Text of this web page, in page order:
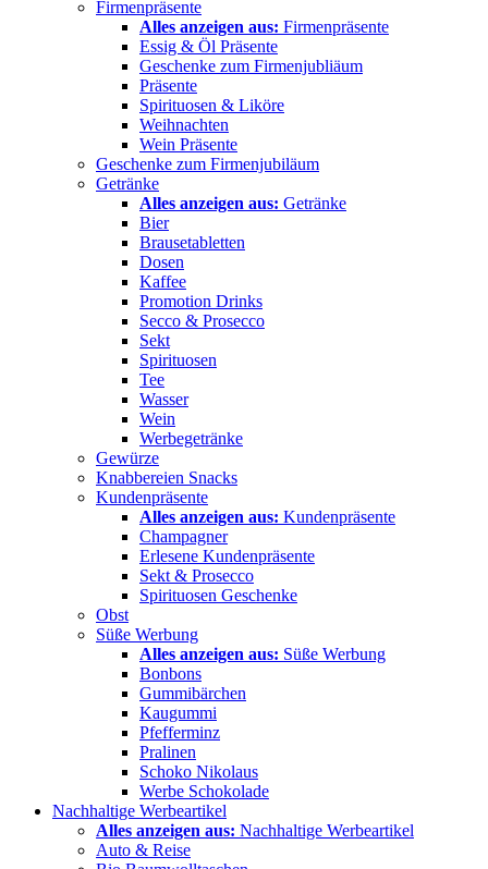
Firmenpräsente
Alles anzeigen aus: Firmenpräsente
Essig & Öl Präsente
Geschenke zum Firmenjubliäum
Präsente
Spirituosen & Liköre
Weihnachten
Wein Präsente
Geschenke zum Firmenjubiläum
Getränke
Alles anzeigen aus: Getränke
Bier
Brausetabletten
Dosen
Kaffee
Promotion Drinks
Secco & Prosecco
Sekt
Spirituosen
Tee
Wasser
Wein
Werbegetränke
Gewürze
Knabbereien Snacks
Kundenpräsente
Alles anzeigen aus: Kundenpräsente
Champagner
Erlesene Kundenpräsente
Sekt & Prosecco
Spirituosen Geschenke
Obst
Süße Werbung
Alles anzeigen aus: Süße Werbung
Bonbons
Gummibärchen
Kaugummi
Pfefferminz
Pralinen
Schoko Nikolaus
Werbe Schokolade
Nachhaltige Werbeartikel
Alles anzeigen aus: Nachhaltige Werbeartikel
Auto & Reise